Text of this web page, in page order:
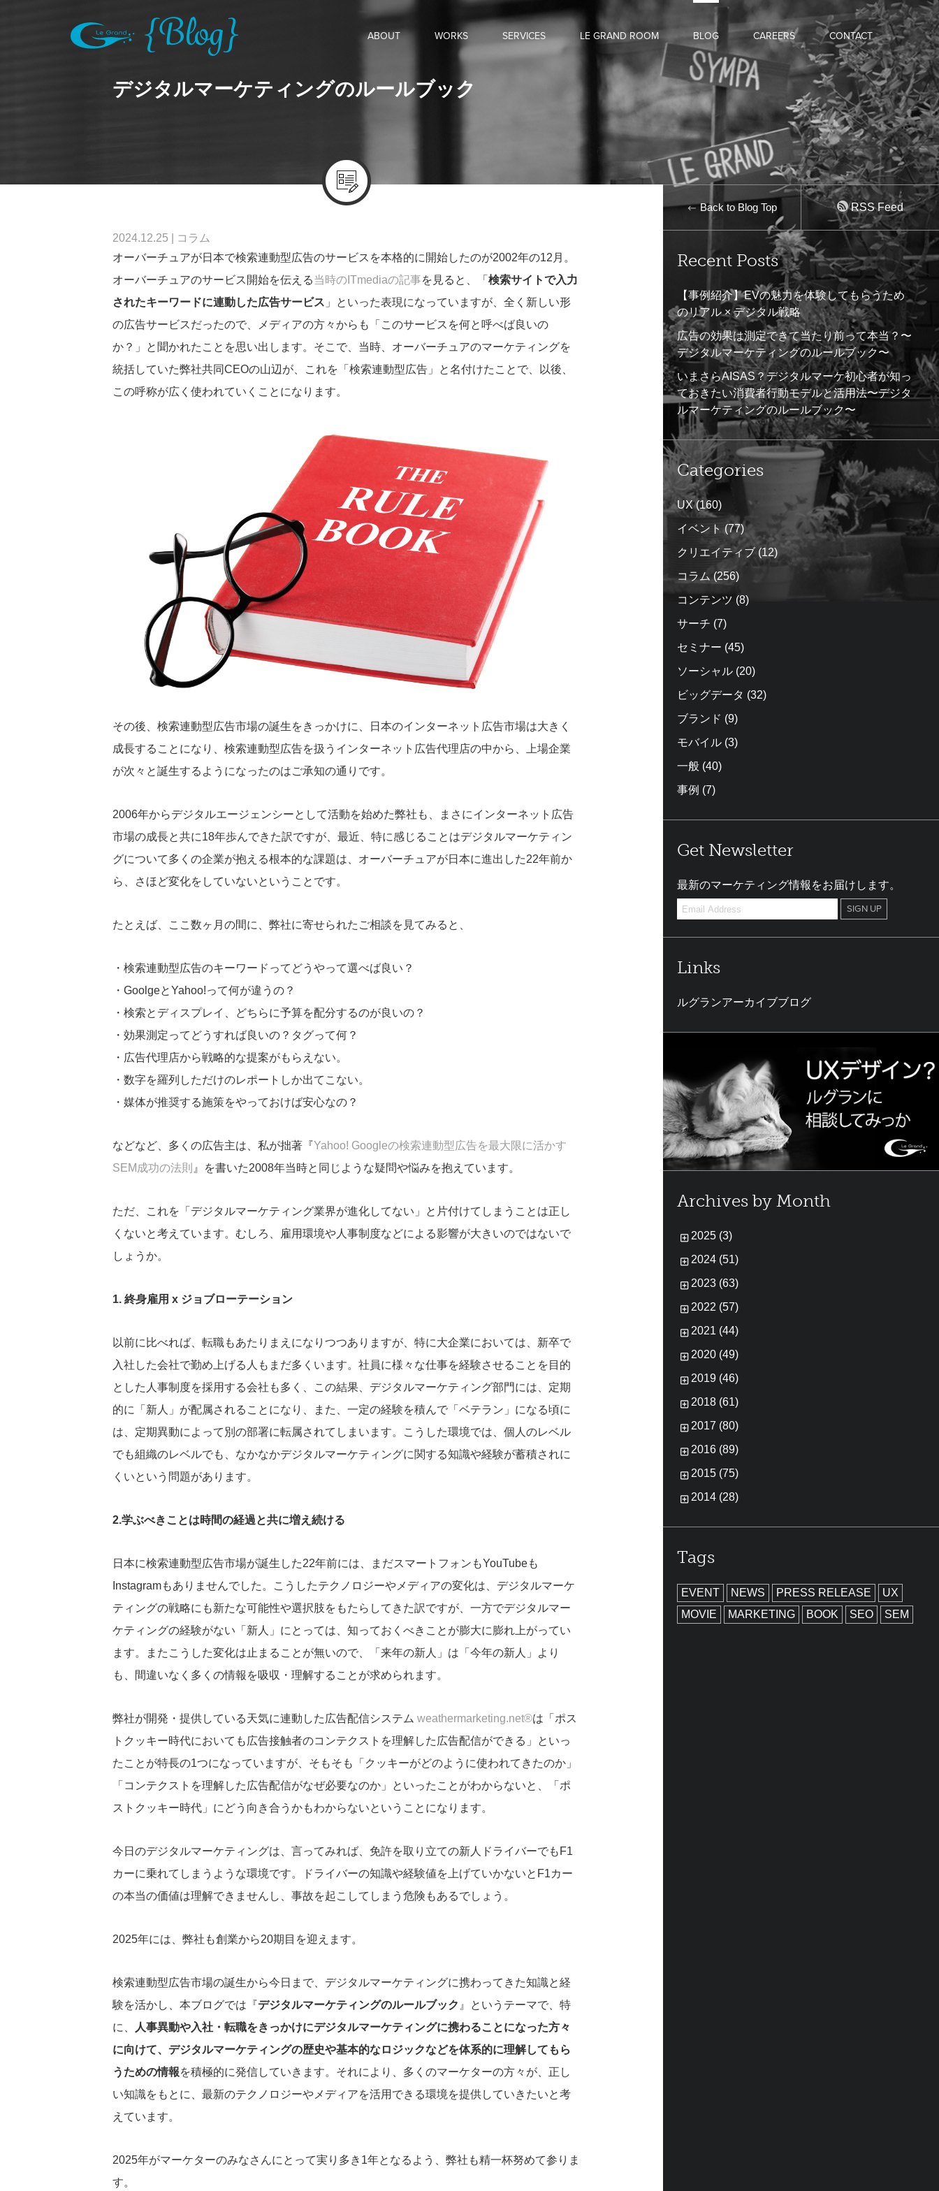
ABOUT WORKS SERVICES LE GRAND ROOM BLOG CAREERS CONTACT
デジタルマーケティングのルールブック
2024.12.25
コラム
オーバーチュアが日本で検索連動型広告のサービスを本格的に開始したのが2002年の12月。
オーバーチュアのサービス開始を伝える当時のITmediaの記事を見ると、「検索サイトで入力
されたキーワードに連動した広告サービス 」といった表現になっていますが、全く新しい形
の広告サービスだったので、メディアの方々からも「このサービスを何と呼べば良いの
か？」と聞かれたことを思い出します。そこで、当時、オーバーチュアのマーケティングを
統括していた弊社共同CEOの山辺が、これを「検索連動型広告」と名付けたことで、以後、
この呼称が広く使われていくことになります。
その後、検索連動型広告市場の誕生をきっかけに、日本のインターネット広告市場は大きく
成長することになり、検索連動型広告を扱うインターネット広告代理店の中から、上場企業
が次々と誕生するようになったのはご承知の通りです。
2006年からデジタルエージェンシーとして活動を始めた弊社も、まさにインターネット広告
市場の成長と共に18年歩んできた訳ですが、最近、特に感じることはデジタルマーケティン
グについて多くの企業が抱える根本的な課題は、オーバーチュアが日本に進出した22年前か
ら、さほど変化をしていないということです。
たとえば、ここ数ヶ月の間に、弊社に寄せられたご相談を見てみると、
・検索連動型広告のキーワードってどうやって選べば良い？
・GoolgeとYahoo!って何が違うの？
・検索とディスプレイ、どちらに予算を配分するのが良いの？
・効果測定ってどうすれば良いの？タグって何？
・広告代理店から戦略的な提案がもらえない。
・数字を羅列しただけのレポートしか出てこない。
・媒体が推奨する施策をやっておけば安心なの？
などなど、多くの広告主は、私が拙著『Yahoo! Googleの検索連動型広告を最大限に活かす
SEM成功の法則 』を書いた2008年当時と同じような疑問や悩みを抱えています。
ただ、これを「デジタルマーケティング業界が進化してない」と片付けてしまうことは正し
くないと考えています。むしろ、雇用環境や人事制度などによる影響が大きいのではないで
しょうか。
1. 終身雇用 x ジョブローテーション
以前に比べれば、転職もあたりまえになりつつありますが、特に大企業においては、新卒で
入社した会社で勤め上げる人もまだ多くいます。社員に様々な仕事を経験させることを目的
とした人事制度を採用する会社も多く、この結果、デジタルマーケティング部門には、定期
的に「新人」が配属されることになり、また、一定の経験を積んで「ベテラン」になる頃に
は、定期異動によって別の部署に転属されてしまいます。こうした環境では、個人のレベル
でも組織のレベルでも、なかなかデジタルマーケティングに関する知識や経験が蓄積されに
くいという問題があります。
2.学ぶべきことは時間の経過と共に増え続ける
日本に検索連動型広告市場が誕生した22年前には、まだスマートフォンもYouTubeも
Instagramもありませんでした。こうしたテクノロジーやメディアの変化は、デジタルマーケ
ティングの戦略にも新たな可能性や選択肢をもたらしてきた訳ですが、一方でデジタルマー
ケティングの経験がない「新人」にとっては、知っておくべきことが膨大に膨れ上がってい
ます。またこうした変化は止まることが無いので、「来年の新人」は「今年の新人」より
も、間違いなく多くの情報を吸収・理解することが求められます。
弊社が開発・提供している天気に連動した広告配信システムweathermarketing.net®は「ポス
トクッキー時代においても広告接触者のコンテクストを理解した広告配信ができる」といっ
たことが特長の1つになっていますが、そもそも「クッキーがどのように使われてきたのか」
「コンテクストを理解した広告配信がなぜ必要なのか」といったことがわからないと、「ポ
ストクッキー時代」にどう向き合うかもわからないということになります。
今日のデジタルマーケティングは、言ってみれば、免許を取り立ての新人ドライバーでもF1
カーに乗れてしまうような環境です。ドライバーの知識や経験値を上げていかないとF1カー
の本当の価値は理解できませんし、事故を起こしてしまう危険もあるでしょう。
2025年には、弊社も創業から20期目を迎えます。
検索連動型広告市場の誕生から今日まで、デジタルマーケティングに携わってきた知識と経
験を活かし、本ブログでは『デジタルマーケティングのルールブック 』というテーマで、特
に、
人事異動や入社・転職をきっかけにデジタルマーケティングに携わることになった方々
に向けて、デジタルマーケティングの歴史や基本的なロジックなどを体系的に理解してもら
うための情報を積極的に発信していきます。それにより、多くのマーケターの方々が、正し
い知識をもとに、最新のテクノロジーやメディアを活用できる環境を提供していきたいと考
えています。
2025年がマーケターのみなさんにとって実り多き1年となるよう、弊社も精一杯努めて参りま
す。
Back to Blog Top RSS Feed
Recent Posts
【事例紹介】EVの魅力を体験してもらうため
のリアル × デジタル戦略
広告の効果は測定できて当たり前って本当？〜
デジタルマーケティングのルールブック〜
いまさらAISAS？デジタルマーケ初心者が知っ
ておきたい消費者行動モデルと活用法〜デジタ
ルマーケティングのルールブック〜
Categories
UX(160)
イベント(77)
クリエイティブ(12)
コラム (256)
コンテンツ (8)
サーチ (7)
セミナー (45)
ソーシャル (20)
ビッグデータ (32)
ブランド (9)
モバイル (3)
一般 (40)
事例 (7)
Get Newsletter
最新のマーケティング情報をお届けします。
Links
ルグランアーカイブブログ
Archives by Month
2025 (3)
2024 (51)
2023 (63)
2022 (57)
2021 (44)
2020 (49)
2019 (46)
2018 (61)
2017 (80)
2016 (89)
2015 (75)
2014 (28)
Tags
EVENT NEWS PRESS RELEASE
UX
MOVIE
MARKETING BOOK SEO SEM